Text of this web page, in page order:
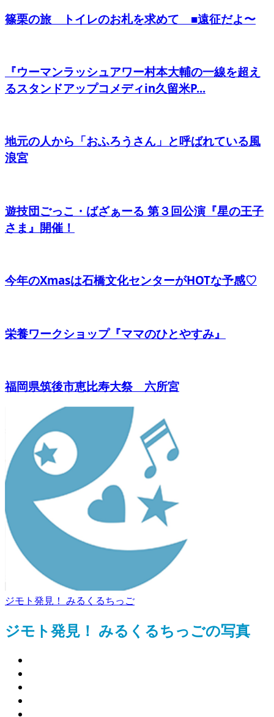
篠栗の旅 トイレのお札を求めて ■遠征だよ〜
『ウーマンラッシュアワー村本大輔の一線を超え
るスタンドアップコメディin久留米P...
地元の人から「おふろうさん」と呼ばれている風
浪宮
遊技団ごっこ・ばざぁーる 第３回公演『星の王子
さま』開催！
今年のXmasは石橋文化センターがHOTな予感♡
栄養ワークショップ『ママのひとやすみ』
福岡県筑後市恵比寿大祭 六所宮
ジモト発見！ みるくるちっご
ジモト発見！ みるくるちっごの写真